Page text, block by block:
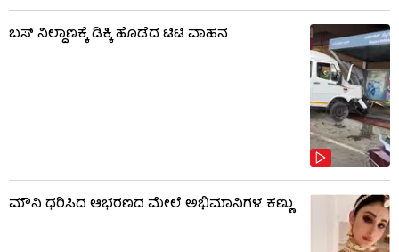
ಬಸ್​​ ನಿಲ್ದಾಣಕ್ಕೆ ಡಿಕ್ಕಿ ಹೊಡೆದ ಟಿಟಿ ವಾಹನ
ಮೌನಿ ಧರಿಸಿದ ಆಭರಣದ ಮೇಲೆ ಅಭಿಮಾನಿಗಳ ಕಣ್ಣು